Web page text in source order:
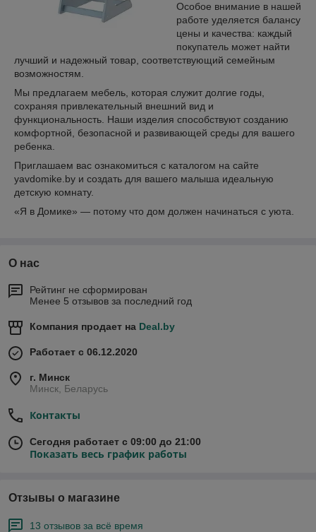
Особое внимание в нашей
работе уделяется балансу
цены и качества: каждый
покупатель может найти
лучший и надежный товар, соответствующий семейным
возможностям.
Мы предлагаем мебель, которая служит долгие годы,
сохраняя привлекательный внешний вид и
функциональность. Наши изделия способствуют созданию
комфортной, безопасной и развивающей среды для вашего
ребенка.
Приглашаем вас ознакомиться с каталогом на сайте
yavdomike.by и создать для вашего малыша идеальную
детскую комнату.
«Я в Домике» — потому что дом должен начинаться с уюта.
О нас
Рейтинг не сформирован
Менее 5 отзывов за последний год
Компания продает на Deal.by
Работает с 06.12.2020
г. Минск
Минск, Беларусь
Контакты
Сегодня работает с 09:00 до 21:00
Показать весь график работы
Отзывы о магазине
13 отзывов за всё время